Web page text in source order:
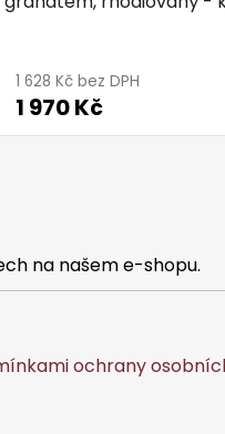
1 628 Kč bez DPH
1 970 Kč
na našem e-shopu.
ochrany